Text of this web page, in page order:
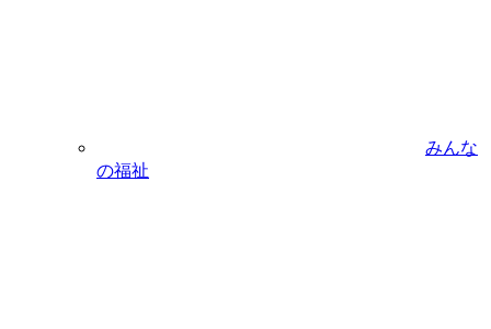
みんな
の福祉